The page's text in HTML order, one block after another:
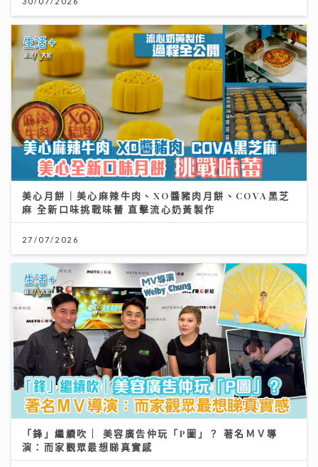
美心月餅｜美心麻辣牛肉、XO醬豬肉月餅、COVA黑芝
麻 全新口味挑戰味蕾 直擊流心奶黃製作
27/07/2026
「鋒」繼續吹 | 美容廣告仲玩「P圖」？ 著名ＭＶ導
演：而家觀眾最想睇真實感